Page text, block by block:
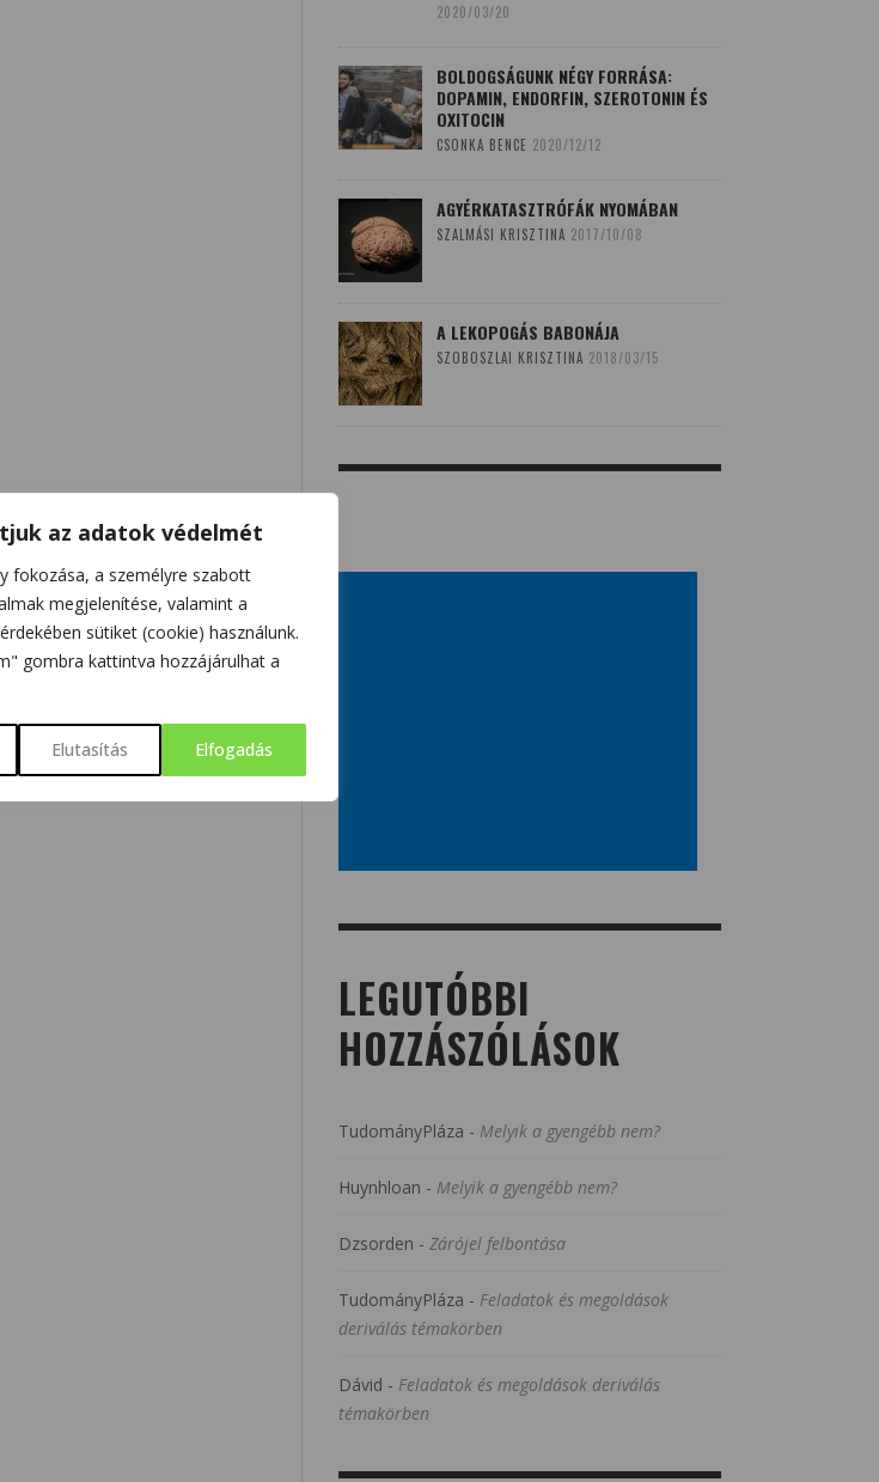
az adatok védelmét
fokozása, a személyre szabott
megjelenítése, valamint a
sütiket (cookie) használunk.
gombra kattintva hozzájárulhat a
Elutasítás Elfogadás
2020/03/20
BOLDOGSÁGUNK NÉGY FORRÁSA:
DOPAMIN, ENDORFIN, SZEROTONIN ÉS
OXITOCIN
CSONKA BENCE 2020/12/12
AGYÉRKATASZTRÓFÁK NYOMÁBAN
SZALMÁSI KRISZTINA 2017/10/08
A LEKOPOGÁS BABONÁJA
SZOBOSZLAI KRISZTINA 2018/03/15
LEGUTÓBBI
HOZZÁSZÓLÁSOK
TudományPláza - Melyik a gyengébb nem?
Huynhloan - Melyik a gyengébb nem?
Dzsorden - Zárójel felbontása
TudományPláza - Feladatok és megoldások
deriválás témakörben
Dávid - Feladatok és megoldások deriválás
témakörben